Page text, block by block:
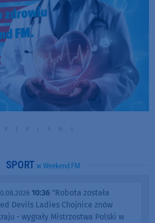
SPORT w Weekend FM
10:36 "Robota została
Devils Ladies Chojnice znów
- wygrały Mistrzostwa Polski w